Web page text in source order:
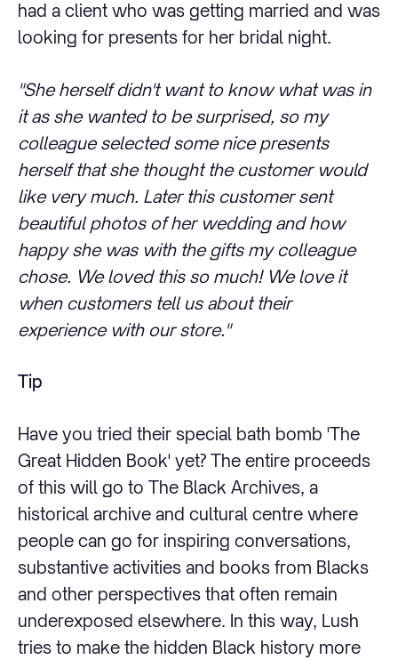
had a client who was getting married and was
looking for presents for her bridal night.
"She herself didn't want to know what was in
it as she wanted to be surprised, so my
colleague selected some nice presents
herself that she thought the customer would
like very much. Later this customer sent
beautiful photos of her wedding and how
happy she was with the gifts my colleague
chose. We loved this so much! We love it
when customers tell us about their
experience with our store."
Tip
Have you tried their special bath bomb 'The
Great Hidden Book' yet? The entire proceeds
of this will go to The Black Archives, a
historical archive and cultural centre where
people can go for inspiring conversations,
substantive activities and books from Blacks
and other perspectives that often remain
underexposed elsewhere. In this way, Lush
tries to make the hidden Black history more